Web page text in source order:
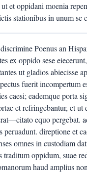
et oppidani moenia
stationibus in unum se
Poenus an
ex oppido sese
ut gladios abiecisse
fuerit incompertum
caesi; eademque porta
et refringebantur, et ut
equo pergebat.
direptione et
omnes in custodiam
oppidum, suae
haud amplius